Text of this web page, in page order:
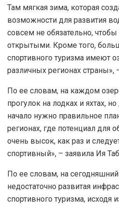
Там мягкая зима, которая
возможности для развития
совсем не обязательно,
открытыми. Кроме того,
спортивного туризма имеют
различных регионах страны»,
По ее словам, на каждом
прогулок на лодках и яхтах,
начало нужно правильное
регионах, где потенциал для
очень высок, как раз и
спортивный», – заявила Ия
По ее словам, на
недостаточно развитая
спортивного туризма, исходя